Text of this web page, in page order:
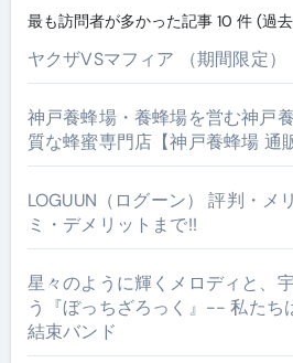
最も訪問者が多かった記事 10 件 (過
ヤクザVSマフィア （期間限定）
神戸養蜂場・養蜂場を営む神戸
質な蜂蜜専門店【神戸養蜂場 通
LOGUUN（ログーン） 評判・メ
ミ・デメリットまで!!
星々のように輝くメロディと、
う『ぼっちざろっく』-- 私た
結束バンド